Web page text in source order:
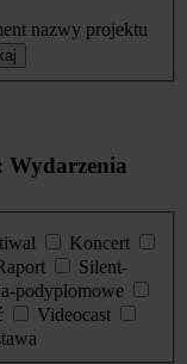
nazwy projektu
Wydarzenia
Koncert
Silent-
podyplomowe
Videocast